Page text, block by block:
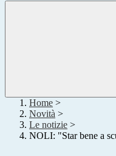
Home >
Novità >
Le notizie >
NOLI: "Star bene a